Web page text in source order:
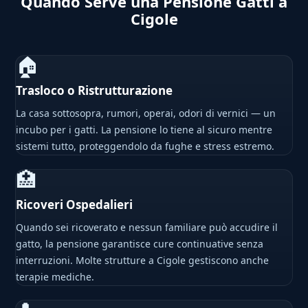
Cigole
🏠
Trasloco o Ristrutturazione
La casa sottosopra, rumori, operai, odori di vernici — un
incubo per i gatti. La pensione lo tiene al sicuro mentre
sistemi tutto, proteggendolo da fughe e stress estremo.
🏥
Ricoveri Ospedalieri
Quando sei ricoverato e nessun familiare può accudire il
gatto, la pensione garantisce cure continuative senza
interruzioni. Molte strutture a Cigole gestiscono anche
terapie mediche.